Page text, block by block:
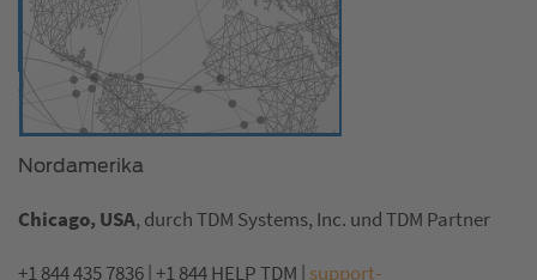
Nordamerika
Chicago, USA, durch TDM Systems, Inc. und TDM Partner
+1 844 435 7836 | +1 844 HELP TDM | support-